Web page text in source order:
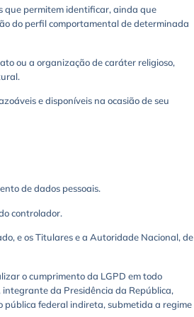
que permitem identificar, ainda que
do perfil comportamental de determinada
ou a organização de caráter religioso,
e disponíveis na ocasião de seu
de dados pessoais.
controlador.
e os Titulares e a Autoridade Nacional, de
o cumprimento da LGPD em todo
da Presidência da República,
federal indireta, submetida a regime